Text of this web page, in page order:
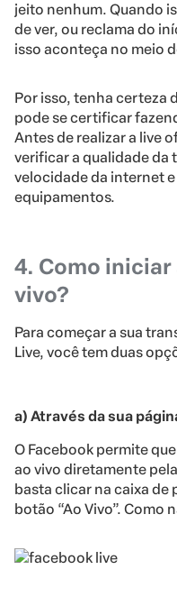
jeito nenhum. Quando
de ver, ou reclama do
isso aconteça no meio
Por isso, tenha certeza
pode se certificar
Antes de realizar a live
verificar a qualidade da
velocidade da internet
equipamentos.
4. Como
vivo?
Para começar a sua
Live, você tem duas
a) Através da sua
O Facebook permite
ao vivo diretamente
basta clicar na caixa de
botão “Ao Vivo”. Como